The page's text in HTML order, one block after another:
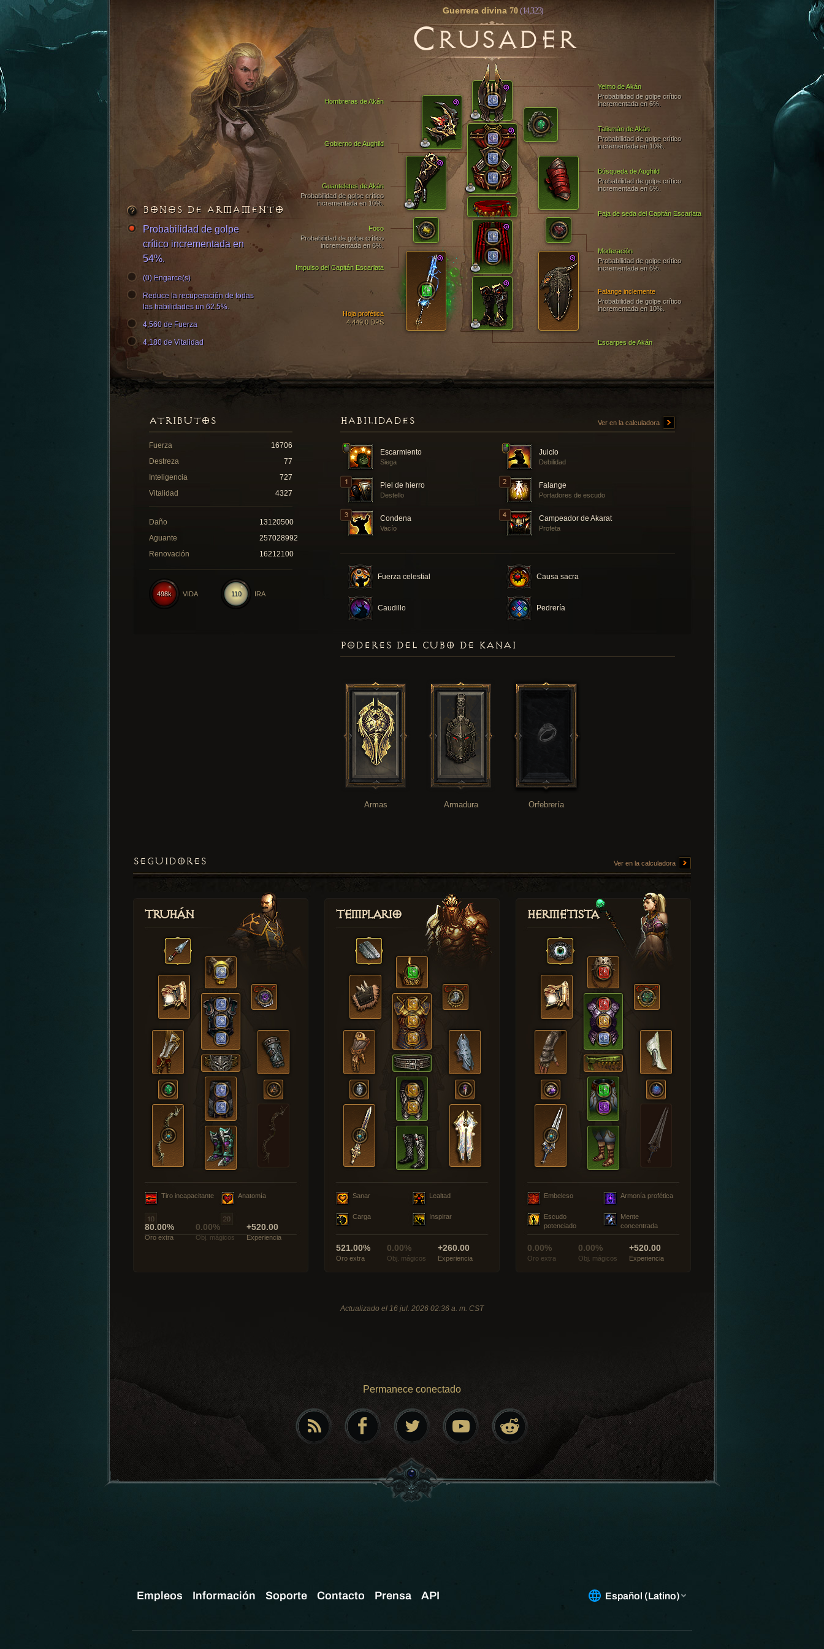
Guerrera divina 70 (14,323)
CRUSADER
Yelmo de Akán
Probabilidad de golpe crítico
incrementada en 6%.
Gobierno de Aughild
Escarpes de Akán
Guanteletes de Akán
Probabilidad de golpe crítico
incrementada en 10%.
Hombreras de Akán
Impulso del Capitán Escarlata
Búsqueda de Aughild
Probabilidad de golpe crítico
incrementada en 6%.
Hoja profética
4,449.0 DPS
Falange inclemente
Probabilidad de golpe crítico
incrementada en 10%.
Faja de seda del Capitán Escarlata
Moderación
Probabilidad de golpe crítico
incrementada en 6%.
Foco
Probabilidad de golpe crítico
incrementada en 6%.
Talismán de Akán
Probabilidad de golpe crítico
incrementada en 10%.
BONOS DE ARMAMENTO
Probabilidad de golpe
crítico incrementada en
54%.
(0) Engarce(s)
Reduce la recuperación de todas
las habilidades un 62.5%.
4,560 de Fuerza
4,180 de Vitalidad
HABILIDADES Ver en la calculadora
Escarmiento
Siega
Juicio
Debilidad
Piel de hierro
Destello
Falange
Portadores de escudo
Condena
Vacío
Campeador de Akarat
Profeta
Fuerza celestial Causa sacra
Caudillo Pedrería
ATRIBUTOS
Fuerza
16706
Destreza
77
Inteligencia
727
Vitalidad
4327
Daño
13120500
Aguante
257028992
Renovación
16212100
110 IRA
498k VIDA
PODERES DEL CUBO DE KANAI
Armas Armadura Orfebrería
SEGUIDORES Ver en la calculadora
Truhán
Tiro incapacitante Anatomía
80.00%
Oro extra
0.00%
Obj. mágicos
+520.00
Experiencia
Templario
Sanar Lealtad
Carga Inspirar
521.00%
Oro extra
0.00%
Obj. mágicos
+260.00
Experiencia
Hermetista
Embeleso Armonía profética
Escudo
potenciado
Mente
concentrada
0.00%
Oro extra
0.00%
Obj. mágicos
+520.00
Experiencia
Actualizado el 16 jul. 2026 02:36 a. m. CST
Permanece conectado